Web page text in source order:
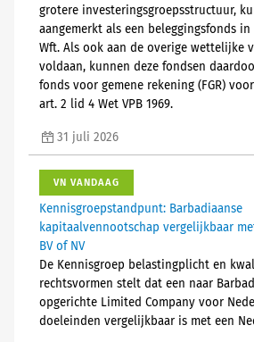
grotere investeringsgroepsstructuur,
aangemerkt als een beleggingsfonds in
Wft. Als ook aan de overige wettelijke
voldaan, kunnen deze fondsen
fonds voor gemene rekening (FGR)
art. 2 lid 4 Wet VPB 1969.
31 juli 2026
VN VANDAAG
Kennisgroepstandpunt: Barbadiaanse
kapitaalvennootschap vergelijkbaar
BV of NV
De Kennisgroep belastingplicht en
rechtsvormen stelt dat een naar
opgerichte Limited Company voor
doeleinden vergelijkbaar is met een